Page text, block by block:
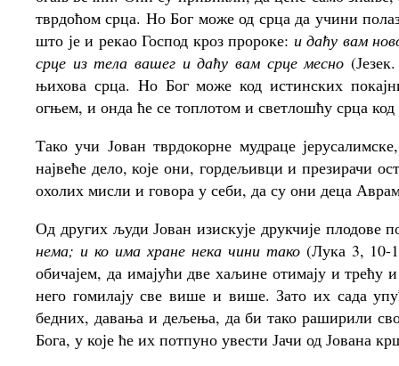
тврдоћом срца. Но Бог може од срца да учини
што је и рекао Господ кроз пророке: и даћу вам
срце из тела вашег и даћу вам срце месно
њихова срца. Но Бог може код истинских
огњем, и онда ће се топлотом и светлошћу срца
Тако учи Јован тврдокорне мудраце
највеће дело, које они, гордељивци и презирачи
охолих мисли и говора у себи, да су они деца
Од других људи Јован изискује друкчије плодове
нема; и ко има хране нека чини тако(Лука 3, 10-
обичајем, да имајући две хаљине отимају и
него гомилају све више и више. Зато их сада
бедних, давања и дељења, да би тако раширили
Бога, у које ће их потпуно увести Јачи од Јована